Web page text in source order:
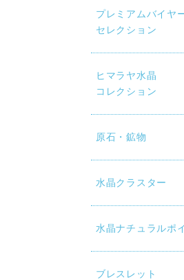
プレミアムバイヤ
セレクション
ヒマラヤ水晶
コレクション
原石・鉱物
水晶クラスター
水晶ナチュラルポ
ブレスレット